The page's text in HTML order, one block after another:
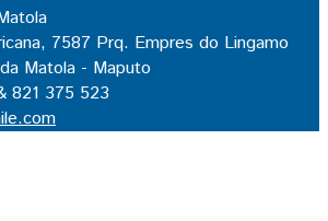
7587 Prq. Empres do Lingamo
Matola - Maputo
821 375 523